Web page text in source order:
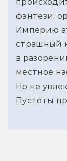
фэнтези:
Империю
страшный
в
местное
Но не
Пустоты